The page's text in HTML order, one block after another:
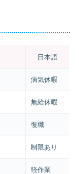
日本語
病気休暇
無給休暇
復職
制限あり
軽作業